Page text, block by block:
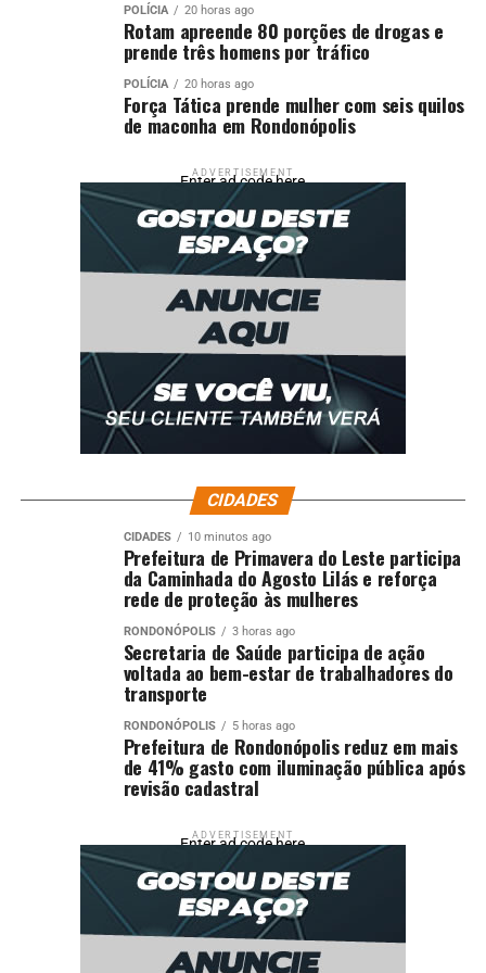
POLÍCIA 20 horas ago
Rotam apreende 80 porções de drogas e
prende três homens por tráfico
POLÍCIA 20 horas ago
Força Tática prende mulher com seis quilos
de maconha em Rondonópolis
ADVERTISEMENT
Enter ad code here
CIDADES
CIDADES 10 minutos ago
Prefeitura de Primavera do Leste participa
da Caminhada do Agosto Lilás e reforça
rede de proteção às mulheres
RONDONÓPOLIS 3 horas ago
Secretaria de Saúde participa de ação
voltada ao bem-estar de trabalhadores do
transporte
RONDONÓPOLIS 5 horas ago
Prefeitura de Rondonópolis reduz em mais
de 41% gasto com iluminação pública após
revisão cadastral
ADVERTISEMENT
Enter ad code here